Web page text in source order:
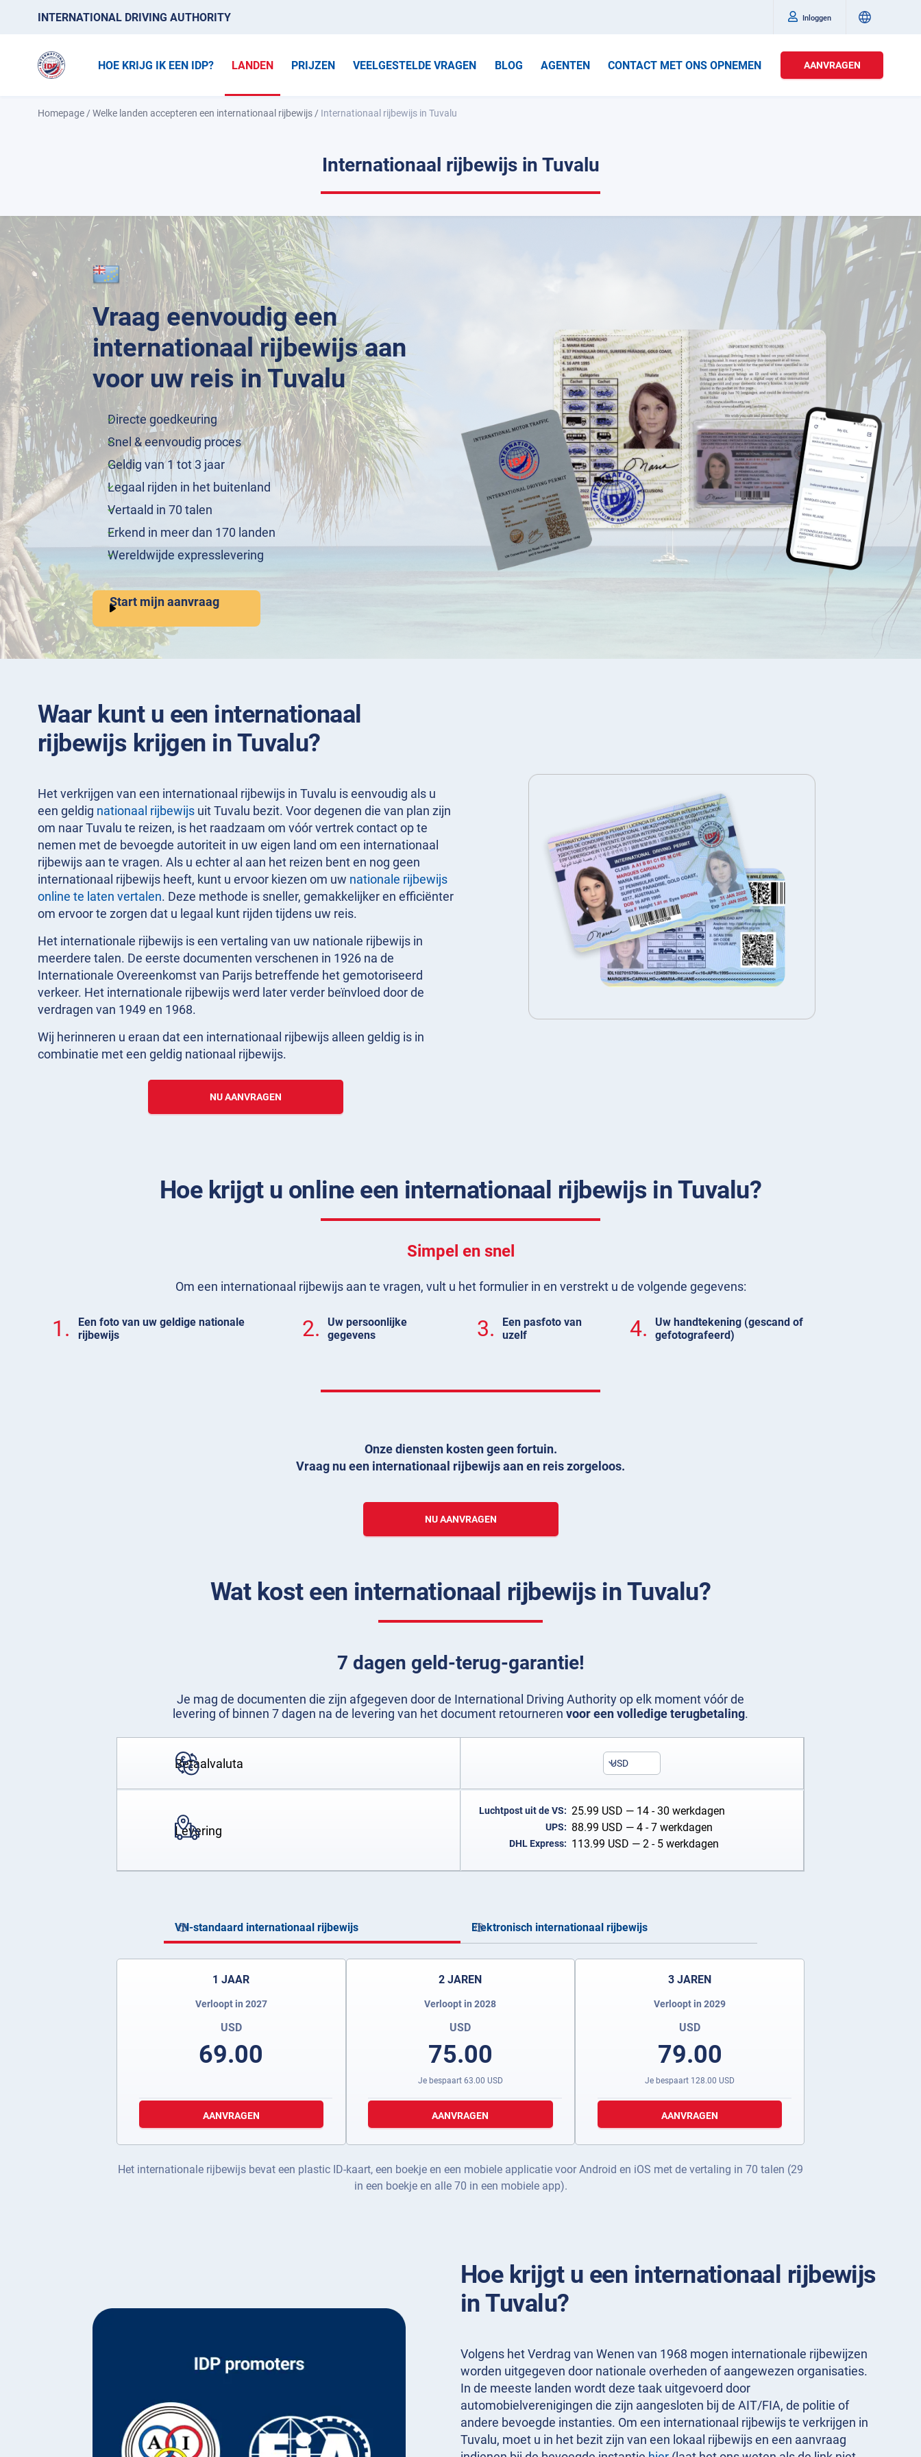
INTERNATIONAL DRIVING AUTHORITY Inloggen
HOE KRIJG IK EEN IDP? LANDEN PRIJZEN VEELGESTELDE VRAGEN BLOG AGENTEN CONTACT MET ONS OPNEMEN AANVRAGEN
Homepage /Welke landen accepteren een internationaal rijbewijs / Internationaal rijbewijs in Tuvalu
Internationaal rijbewijs in Tuvalu
Vraag eenvoudig een
internationaal rijbewijs aan
voor uw reis in Tuvalu
Directe goedkeuring
Snel & eenvoudig proces
Geldig van 1 tot 3 jaar
Legaal rijden in het buitenland
Vertaald in 70 talen
Erkend in meer dan 170 landen
Wereldwijde expresslevering
Start mijn aanvraag
Waar kunt u een internationaal
rijbewijs krijgen in Tuvalu?
Het verkrijgen van een internationaal rijbewijs in Tuvalu is eenvoudig als u
een geldig nationaal rijbewijs uit Tuvalu bezit. Voor degenen die van plan zijn
om naar Tuvalu te reizen, is het raadzaam om vóór vertrek contact op te
nemen met de bevoegde autoriteit in uw eigen land om een internationaal
rijbewijs aan te vragen. Als u echter al aan het reizen bent en nog geen
internationaal rijbewijs heeft, kunt u ervoor kiezen om uw nationale rijbewijs
online te laten vertalen. Deze methode is sneller, gemakkelijker en efficiënter
om ervoor te zorgen dat u legaal kunt rijden tijdens uw reis.
Het internationale rijbewijs is een vertaling van uw nationale rijbewijs in
meerdere talen. De eerste documenten verschenen in 1926 na de
Internationale Overeenkomst van Parijs betreffende het gemotoriseerd
verkeer. Het internationale rijbewijs werd later verder beïnvloed door de
verdragen van 1949 en 1968.
Wij herinneren u eraan dat een internationaal rijbewijs alleen geldig is in
combinatie met een geldig nationaal rijbewijs.
NU AANVRAGEN
Hoe krijgt u online een internationaal rijbewijs in Tuvalu?
Simpel en snel
Om een internationaal rijbewijs aan te vragen, vult u het formulier in en verstrekt u de volgende gegevens:
1.
Een foto van uw geldige nationale
rijbewijs
2.
Uw persoonlijke
gegevens
3.
Een pasfoto van
uzelf
4.
Uw handtekening (gescand of
gefotografeerd)
Onze diensten kosten geen fortuin.
Vraag nu een internationaal rijbewijs aan en reis zorgeloos.
NU AANVRAGEN
Wat kost een internationaal rijbewijs in Tuvalu?
7 dagen geld-terug-garantie!
Je mag de documenten die zijn afgegeven door de International Driving Authority op elk moment vóór de
levering of binnen 7 dagen na de levering van het document retourneren voor een volledige terugbetaling.
Betaalvaluta USD
Levering
Luchtpost uit de VS: 25.99 USD — 14 - 30 werkdagen
UPS: 88.99 USD — 4 - 7 werkdagen
DHL Express: 113.99 USD — 2 - 5 werkdagen
VN-standaard internationaal rijbewijs Elektronisch internationaal rijbewijs
1 JAAR
Verloopt in 2027
USD
69.00
AANVRAGEN
2 JAREN
Verloopt in 2028
USD
75.00
Je bespaart 63.00 USD
AANVRAGEN
3 JAREN
Verloopt in 2029
USD
79.00
Je bespaart 128.00 USD
AANVRAGEN
Het internationale rijbewijs bevat een plastic ID-kaart, een boekje en een mobiele applicatie voor Android en iOS met de vertaling in 70 talen (29
in een boekje en alle 70 in een mobiele app).
Hoe krijgt u een internationaal rijbewijs
in Tuvalu?
Volgens het Verdrag van Wenen van 1968 mogen internationale rijbewijzen
worden uitgegeven door nationale overheden of aangewezen organisaties.
In de meeste landen wordt deze taak uitgevoerd door
automobielverenigingen die zijn aangesloten bij de AIT/FIA, de politie of
andere bevoegde instanties. Om een internationaal rijbewijs te verkrijgen in
Tuvalu, moet u in het bezit zijn van een lokaal rijbewijs en een aanvraag